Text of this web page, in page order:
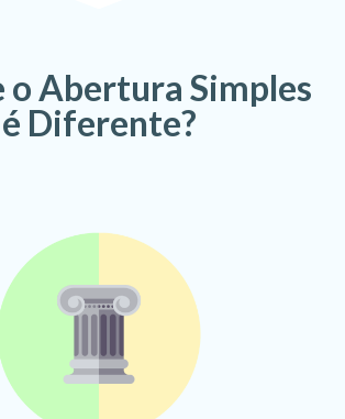
o Abertura Simples
é Diferente?